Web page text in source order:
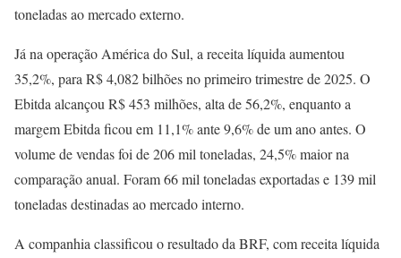
toneladas ao mercado externo.
Já na operação América do Sul, a receita líquida aumentou
35,2%, para R$ 4,082 bilhões no primeiro trimestre de 2025. O
Ebitda alcançou R$ 453 milhões, alta de 56,2%, enquanto a
margem Ebitda ficou em 11,1% ante 9,6% de um ano antes. O
volume de vendas foi de 206 mil toneladas, 24,5% maior na
comparação anual. Foram 66 mil toneladas exportadas e 139 mil
toneladas destinadas ao mercado interno.
A companhia classificou o resultado da BRF, com receita líquida